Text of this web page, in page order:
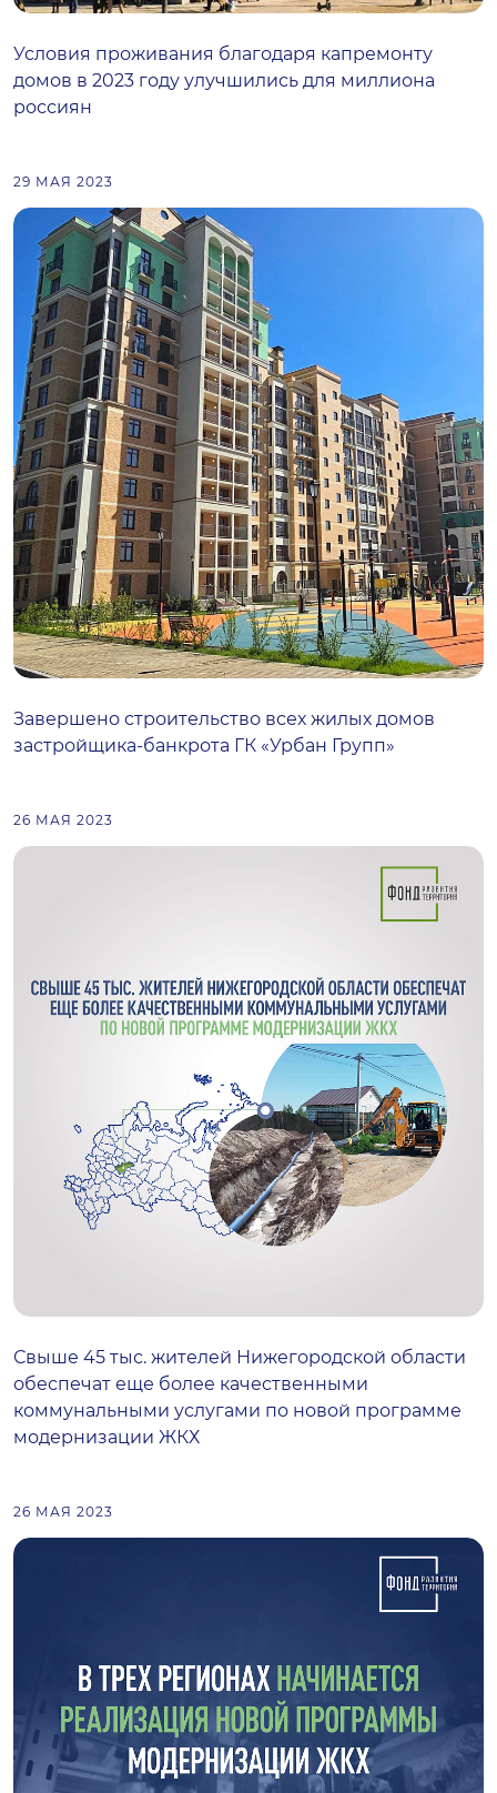
Условия проживания благодаря капремонту
домов в 2023 году улучшились для миллиона
россиян
29 МАЯ 2023
Завершено строительство всех жилых домов
застройщика-банкрота ГК «Урбан Групп»
26 МАЯ 2023
Свыше 45 тыс. жителей Нижегородской области
обеспечат еще более качественными
коммунальными услугами по новой программе
модернизации ЖКХ
26 МАЯ 2023